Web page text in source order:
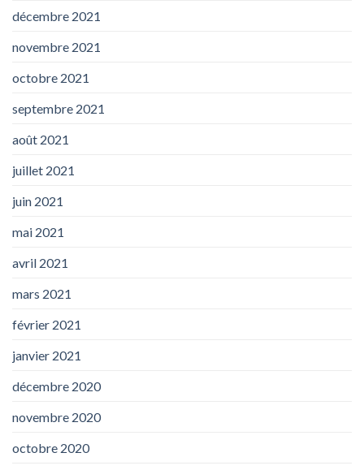
décembre 2021
novembre 2021
octobre 2021
septembre 2021
août 2021
juillet 2021
juin 2021
mai 2021
avril 2021
mars 2021
février 2021
janvier 2021
décembre 2020
novembre 2020
octobre 2020